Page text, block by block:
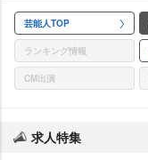
芸能人TOP
ランキング情報
CM出演
求人特集